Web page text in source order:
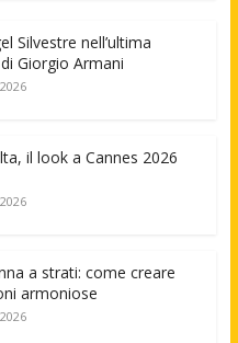
Silvestre nell’ultima
Giorgio Armani
il look a Cannes 2026
a strati: come creare
armoniose